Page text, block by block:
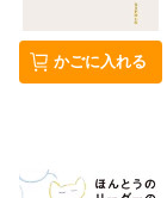
かごに入れる